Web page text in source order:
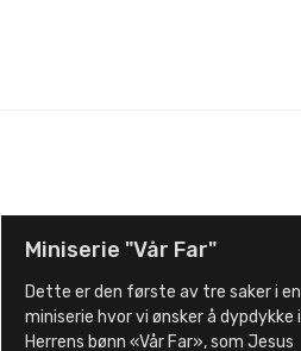
Miniserie "Vår Far"
Dette er den første av tre saker i en
miniserie hvor vi ønsker å dypdykke i
Herrens bønn «Vår Far», som Jesus